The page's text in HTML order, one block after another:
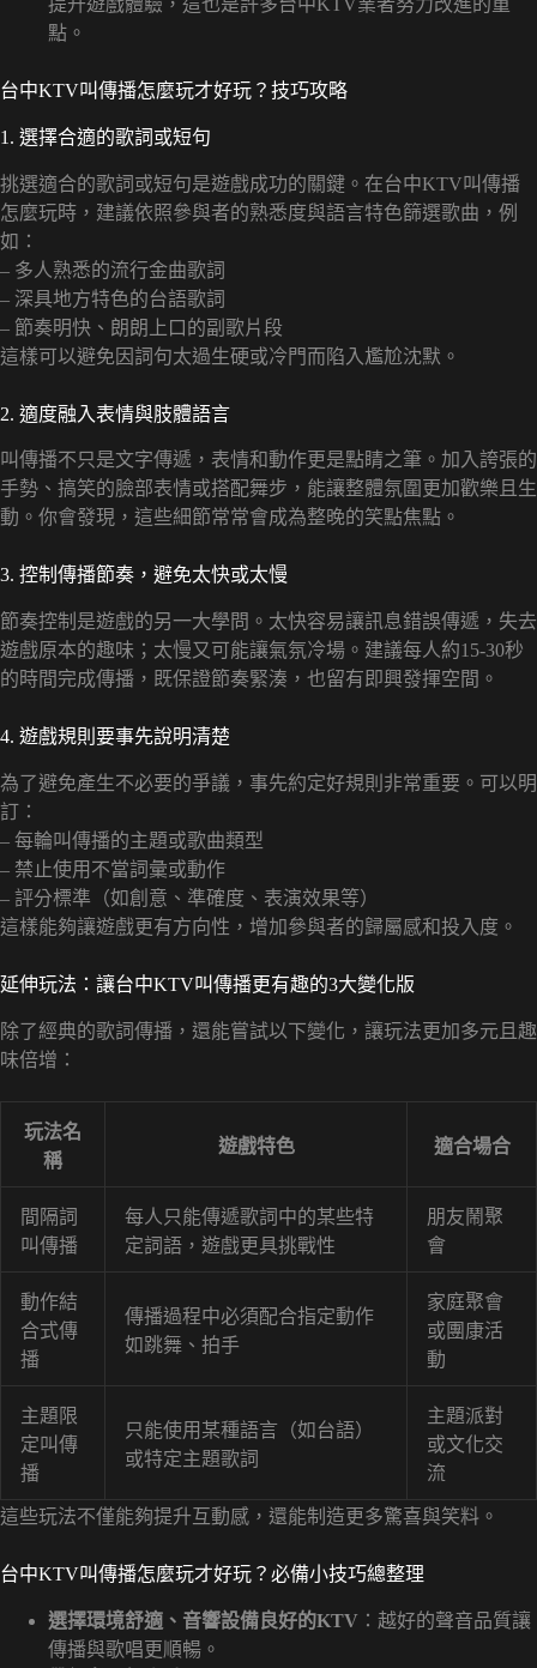
提升遊戲體驗，這也是許多台中KTV業者努力改進的重
點。
台中KTV叫傳播怎麼玩才好玩？技巧攻略
1. 選擇合適的歌詞或短句
挑選適合的歌詞或短句是遊戲成功的關鍵。在台中KTV叫傳播
怎麼玩時，建議依照參與者的熟悉度與語言特色篩選歌曲，例
如：
– 多人熟悉的流行金曲歌詞
– 深具地方特色的台語歌詞
– 節奏明快、朗朗上口的副歌片段
這樣可以避免因詞句太過生硬或冷門而陷入尷尬沈默。
2. 適度融入表情與肢體語言
叫傳播不只是文字傳遞，表情和動作更是點睛之筆。加入誇張的
手勢、搞笑的臉部表情或搭配舞步，能讓整體氛圍更加歡樂且生
動。你會發現，這些細節常常會成為整晚的笑點焦點。
3. 控制傳播節奏，避免太快或太慢
節奏控制是遊戲的另一大學問。太快容易讓訊息錯誤傳遞，失去
遊戲原本的趣味；太慢又可能讓氣氛冷場。建議每人約15-30秒
的時間完成傳播，既保證節奏緊湊，也留有即興發揮空間。
4. 遊戲規則要事先說明清楚
為了避免產生不必要的爭議，事先約定好規則非常重要。可以明
訂：
– 每輪叫傳播的主題或歌曲類型
– 禁止使用不當詞彙或動作
– 評分標準（如創意、準確度、表演效果等）
這樣能夠讓遊戲更有方向性，增加參與者的歸屬感和投入度。
延伸玩法：讓台中KTV叫傳播更有趣的3大變化版
除了經典的歌詞傳播，還能嘗試以下變化，讓玩法更加多元且趣
味倍增：
玩法名
稱
遊戲特色 適合場合
間隔詞
叫傳播
每人只能傳遞歌詞中的某些特
定詞語，遊戲更具挑戰性
朋友鬧聚
會
動作結
合式傳
播
傳播過程中必須配合指定動作
如跳舞、拍手
家庭聚會
或團康活
動
主題限
定叫傳
播
只能使用某種語言（如台語）
或特定主題歌詞
主題派對
或文化交
流
這些玩法不僅能夠提升互動感，還能制造更多驚喜與笑料。
台中KTV叫傳播怎麼玩才好玩？必備小技巧總整理
選擇環境舒適、音響設備良好的KTV ：越好的聲音品質讓
傳播與歌唱更順暢。